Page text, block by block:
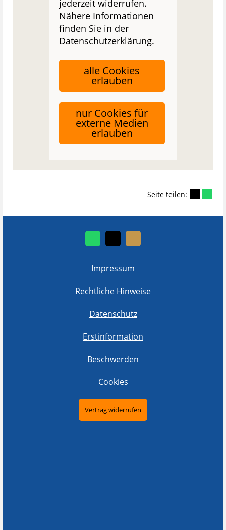
jederzeit widerrufen.
Nähere Informationen
finden Sie in der
Datenschutzerklärung.
alle Cookies
erlauben
nur Cookies für
externe Medien
erlauben
Seite teilen:
Impressum
Rechtliche Hinweise
Datenschutz
Erstinformation
Beschwerden
Cookies
Vertrag widerrufen